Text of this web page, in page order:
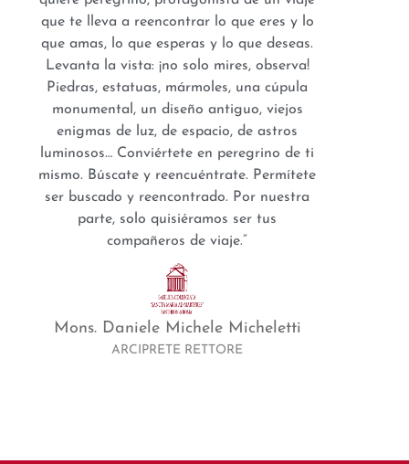
que te lleva a reencontrar lo que eres y lo
que amas, lo que esperas y lo que deseas.
Levanta la vista: ¡no solo mires, observa!
Piedras, estatuas, mármoles, una cúpula
monumental, un diseño antiguo, viejos
enigmas de luz, de espacio, de astros
luminosos… Conviértete en peregrino de ti
mismo. Búscate y reencuéntrate. Permítete
ser buscado y reencontrado. Por nuestra
parte, solo quisiéramos ser tus
compañeros de viaje.”
Mons. Daniele Michele Micheletti
ARCIPRETE RETTORE